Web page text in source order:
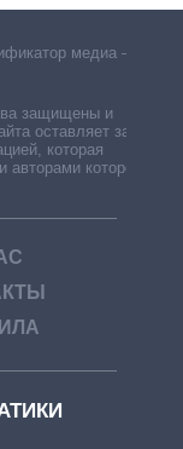
медиа –
защищены и
оставляет за
которая
которой